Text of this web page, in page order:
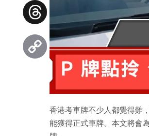
香港考車牌不少人都覺得難
能獲得正式車牌。本文將會
Facebook
Threads